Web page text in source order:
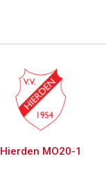
Hierden MO20-1